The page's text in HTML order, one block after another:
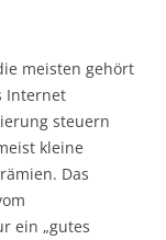
meisten gehört
Internet
steuern
kleine
Das
ein „gutes